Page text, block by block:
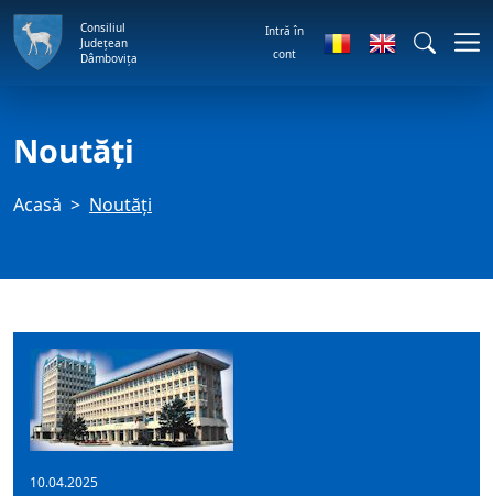
Consiliul
Județean
Dâmbovița
Intră în
cont
Noutăți
Acasă Noutăți
10.04.2025